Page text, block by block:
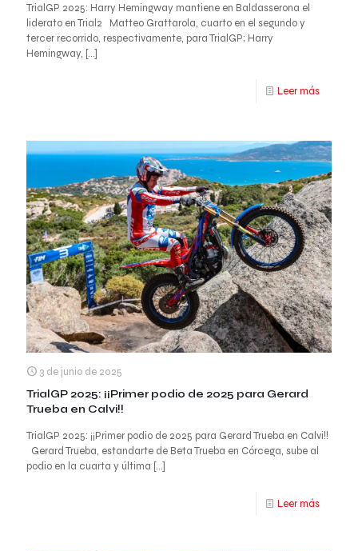
TrialGP 2025: Harry Hemingway mantiene en Baldasserona el
liderato en Trial2 Matteo Grattarola, cuarto en el segundo y
tercer recorrido, respectivamente, para TrialGP; Harry
Hemingway, […]
Leer más
3 de junio de 2025
TrialGP 2025: ¡¡Primer podio de 2025 para Gerard
Trueba en Calvi!!
TrialGP 2025: ¡¡Primer podio de 2025 para Gerard Trueba en Calvi!!
Gerard Trueba, estandarte de Beta Trueba en Córcega, sube al
podio en la cuarta y última […]
Leer más